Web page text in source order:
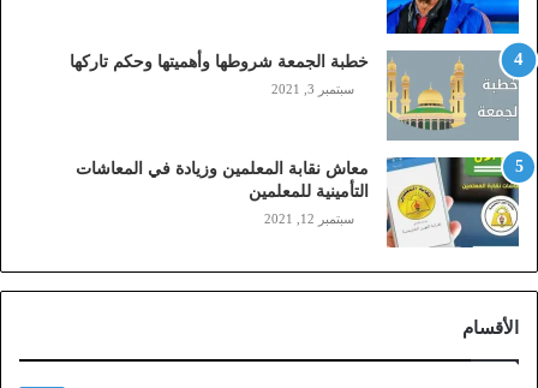
ا
ي
ل
ي
ز
ي
ن
)
ا
ل
خطبة الجمعة شروطها وأهميتها وحكم تاركها
سبتمبر 3, 2021
معاش نقابة المعلمين وزيادة في المعاشات
التأمينية للمعلمين
سبتمبر 12, 2021
الأقسام